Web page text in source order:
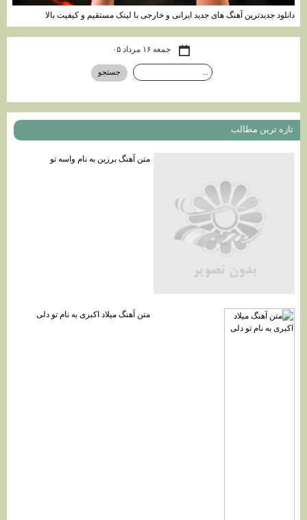
دانلود جدیدترین آهنگ های جدید ایرانی و خارجی با لینک مستقیم و کیفیت بالا
جمعه ۱۶ مرداد ۰۵
تازه ترين مطالب
متن آهنگ برزين به نام واسه تو
متن آهنگ میلاد اکبری به نام تو دلی